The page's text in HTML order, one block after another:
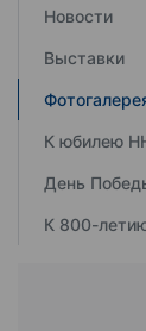
Новости
Выставки
К юбилею
День
К 800-